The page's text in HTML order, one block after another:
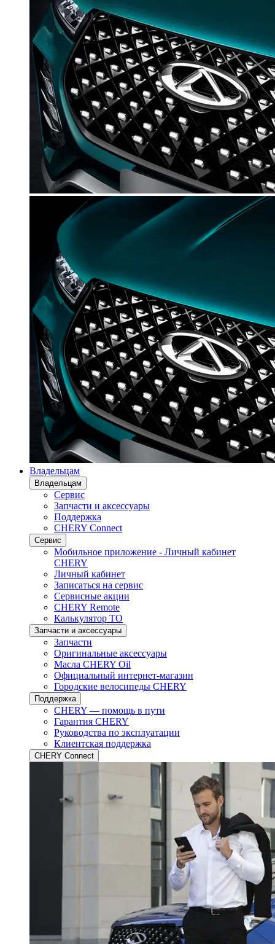
Владельцам
Владельцам
Сервис
Запчасти и аксессуары
Поддержка
CHERY Connect
Сервис
Мобильное приложение - Личный кабинет
CHERY
Личный кабинет
Записаться на сервис
Сервисные акции
CHERY Remote
Калькулятор ТО
Запчасти и аксессуары
Запчасти
Оригинальные аксессуары
Масла CHERY Oil
Официальный интернет-магазин
Городские велосипеды CHERY
Поддержка
CHERY — помощь в пути
Гарантия CHERY
Руководства по эксплуатации
Клиентская поддержка
CHERY Connect